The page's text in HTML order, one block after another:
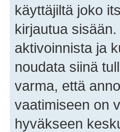
käyttäjiltä joko
kirjautua
aktivoinnista ja
noudata siinä
varma, että
vaatimiseen on
hyväkseen